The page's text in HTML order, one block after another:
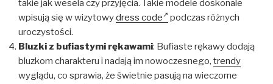
takie jak wesela czy przyjęcia. Takie modele doskonale
wpisują się w wizytowydress code
podczas różnych
uroczystości.
Bluzki z bufiastymi rękawami: Bufiaste rękawy dodają
bluzkom charakteru i nadają im nowoczesnego, trendy
wyglądu, co sprawia, że świetnie pasują na wieczorne